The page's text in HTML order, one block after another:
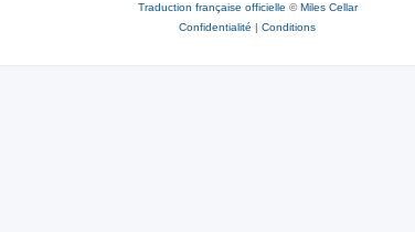
Traduction française officielle ©Miles Cellar
Confidentialité | Conditions